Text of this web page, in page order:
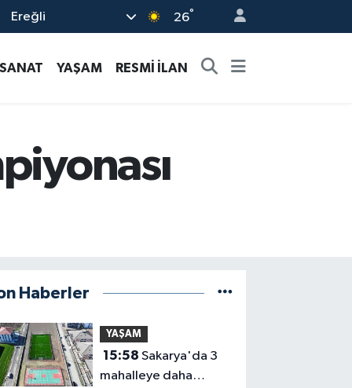
Ereğli 26°
YAŞAM RESMİ İLAN
Haberler
YAŞAM
15:58 Sakarya'da 3
mahalleye daha